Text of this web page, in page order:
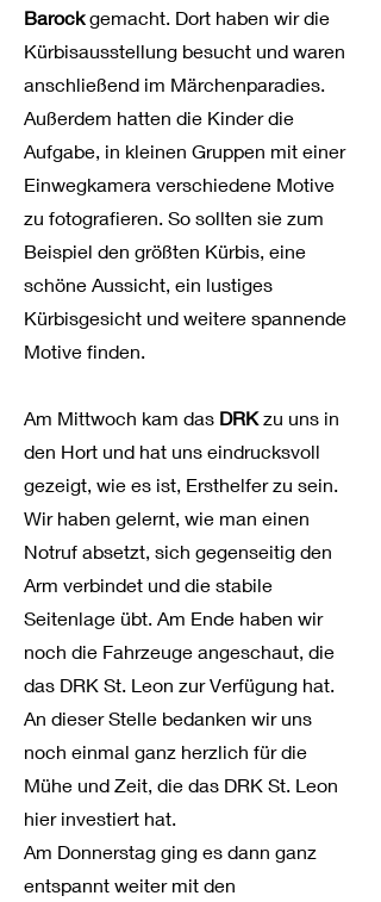
Barockgemacht. Dort haben wir die
Kürbisausstellung besucht und waren
anschließend im Märchenparadies.
Außerdem hatten die Kinder die
Aufgabe, in kleinen Gruppen mit einer
Einwegkamera verschiedene Motive
zu fotografieren. So sollten sie zum
Beispiel den größten Kürbis, eine
schöne Aussicht, ein lustiges
Kürbisgesicht und weitere spannende
Motive finden.
Am Mittwoch kam das DRKzu uns in
den Hort und hat uns eindrucksvoll
gezeigt, wie es ist, Ersthelfer zu sein.
Wir haben gelernt, wie man einen
Notruf absetzt, sich gegenseitig den
Arm verbindet und die stabile
Seitenlage übt. Am Ende haben wir
noch die Fahrzeuge angeschaut, die
das DRK St. Leon zur Verfügung hat.
An dieser Stelle bedanken wir uns
noch einmal ganz herzlich für die
Mühe und Zeit, die das DRK St. Leon
hier investiert hat.
Am Donnerstag ging es dann ganz
entspannt weiter mit den